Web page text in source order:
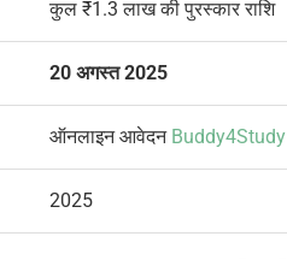
कुल ₹1.3 लाख की पुरस्कार राशि
20 अगस्त2025
ऑनलाइन आवेदन Buddy4Study
2025